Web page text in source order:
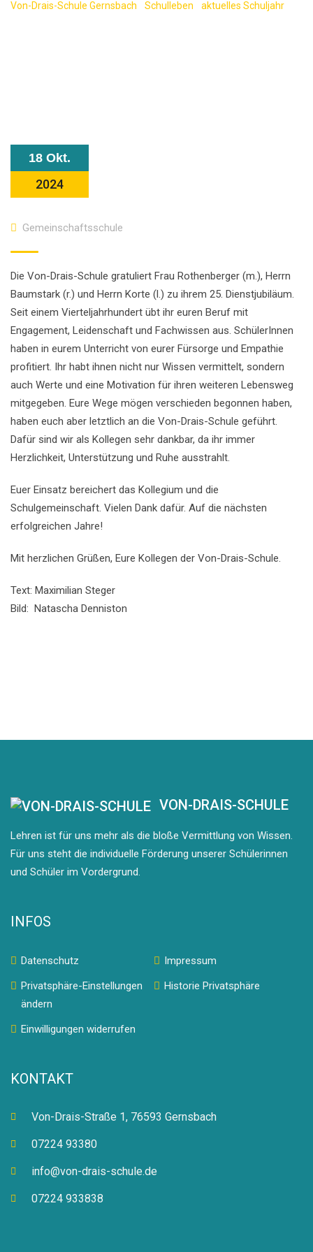
Von-Drais-Schule Gernsbach Schulleben aktuelles Schuljahr
18 Okt.
2024
Gemeinschaftsschule
Die Von-Drais-Schule gratuliert Frau Rothenberger (m.), Herrn
Baumstark (r.) und Herrn Korte (l.) zu ihrem 25. Dienstjubiläum.
Seit einem Vierteljahrhundert übt ihr euren Beruf mit
Engagement, Leidenschaft und Fachwissen aus. SchülerInnen
haben in eurem Unterricht von eurer Fürsorge und Empathie
profitiert. Ihr habt ihnen nicht nur Wissen vermittelt, sondern
auch Werte und eine Motivation für ihren weiteren Lebensweg
mitgegeben. Eure Wege mögen verschieden begonnen haben,
haben euch aber letztlich an die Von-Drais-Schule geführt.
Dafür sind wir als Kollegen sehr dankbar, da ihr immer
Herzlichkeit, Unterstützung und Ruhe ausstrahlt.
Euer Einsatz bereichert das Kollegium und die
Schulgemeinschaft. Vielen Dank dafür. Auf die nächsten
erfolgreichen Jahre!
Mit herzlichen Grüßen, Eure Kollegen der Von-Drais-Schule.
Text: Maximilian Steger
Bild: Natascha Denniston
VON-DRAIS-SCHULE
Lehren ist für uns mehr als die bloße Vermittlung von Wissen.
Für uns steht die individuelle Förderung unserer Schülerinnen
und Schüler im Vordergrund.
INFOS
Datenschutz
Impressum
Privatsphäre-Einstellungen
ändern
Historie Privatsphäre
Einwilligungen widerrufen
KONTAKT
Von-Drais-Straße 1, 76593 Gernsbach
07224 93380
info@von-drais-schule.de
07224 933838